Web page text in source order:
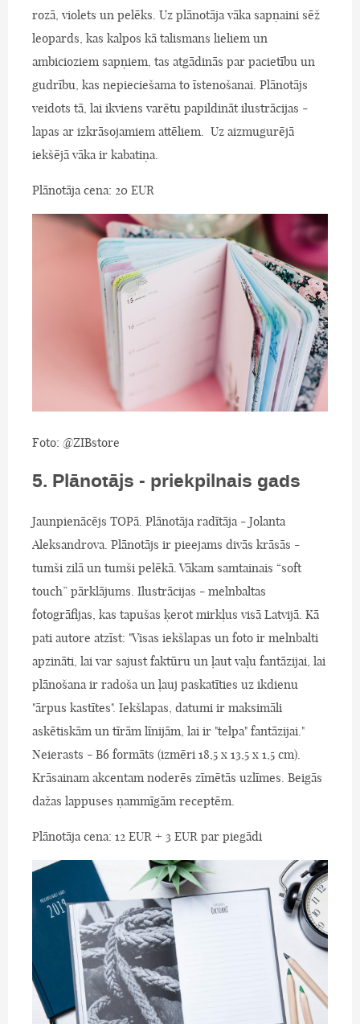
rozā, violets un pelēks. Uz plānotāja vāka sapņaini sēž
leopards, kas kalpos kā talismans lieliem un
ambicioziem sapņiem, tas atgādinās par pacietību un
gudrību, kas nepieciešama to īstenošanai. Plānotājs
veidots tā, lai ikviens varētu papildināt ilustrācijas -
lapas ar izkrāsojamiem attēliem. Uz aizmugurējā
iekšējā vāka ir kabatiņa.
Plānotāja cena: 20 EUR
Foto: @ZIBstore
5. Plānotājs - priekpilnais gads
Jaunpienācējs TOPā. Plānotāja radītāja - Jolanta
Aleksandrova. Plānotājs ir pieejams divās krāsās -
tumši zilā un tumši pelēkā. Vākam samtainais “soft
touch” pārklājums. Ilustrācijas - melnbaltas
fotogrāfijas, kas tapušas ķerot mirkļus visā Latvijā. Kā
pati autore atzīst: "Visas iekšlapas un foto ir melnbalti
apzināti, lai var sajust faktūru un ļaut vaļu fantāzijai, lai
plānošana ir radoša un ļauj paskatīties uz ikdienu
"ārpus kastītes". Iekšlapas, datumi ir maksimāli
askētiskām un tīrām līnijām, lai ir "telpa" fantāzijai."
Neierasts - B6 formāts (izmēri 18,5 x 13,5 x 1,5 cm).
Krāsainam akcentam noderēs zīmētās uzlīmes. Beigās
dažas lappuses ņammīgām receptēm.
Plānotāja cena: 12 EUR + 3 EUR par piegādi